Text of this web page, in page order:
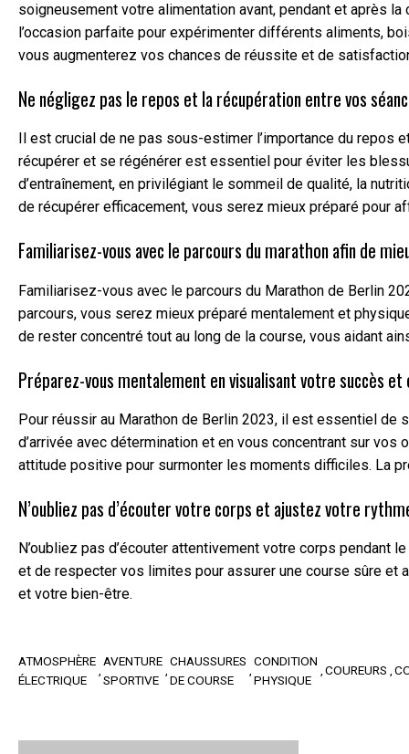
soigneusement votre alimentation avant, pendant et après
l’occasion parfaite pour expérimenter différents aliments,
vous augmenterez vos chances de réussite et de
Ne négligez pas le repos et la récupération entre vos
Il est crucial de ne pas sous-estimer l’importance du
récupérer et se régénérer est essentiel pour éviter les
d’entraînement, en privilégiant le sommeil de qualité, la
de récupérer efficacement, vous serez mieux préparé pour
Familiarisez-vous avec le parcours du marathon afin de
Familiarisez-vous avec le parcours du Marathon de Berlin
parcours, vous serez mieux préparé mentalement et
de rester concentré tout au long de la course, vous aidant
Préparez-vous mentalement en visualisant votre succès
Pour réussir au Marathon de Berlin 2023, il est essentiel de
d’arrivée avec détermination et en vous concentrant sur
attitude positive pour surmonter les moments difficiles. La
N’oubliez pas d’écouter votre corps et ajustez votre
N’oubliez pas d’écouter attentivement votre corps
et de respecter vos limites pour assurer une course sûre et
et votre bien-être.
ATMOSPHÈRE
ÉLECTRIQUE
AVENTURE
SPORTIVE
CHAUSSURES
DE COURSE
CONDITION
PHYSIQUE
COUREURS